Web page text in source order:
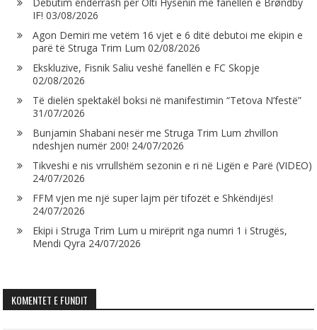
Debutim ëndërrash për Olti Hysenin me fanellën e Brøndby
IF! 03/08/2026
Agon Demiri me vetëm 16 vjet e 6 ditë debutoi me ekipin e
parë të Struga Trim Lum 02/08/2026
Ekskluzive, Fisnik Saliu veshë fanellën e FC Skopje
02/08/2026
Të dielën spektakël boksi në manifestimin “Tetova N’festë”
31/07/2026
Bunjamin Shabani nesër me Struga Trim Lum zhvillon
ndeshjen numër 200! 24/07/2026
Tikveshi e nis vrrullshëm sezonin e ri në Ligën e Parë (VIDEO)
24/07/2026
FFM vjen me një super lajm për tifozët e Shkëndijës!
24/07/2026
Ekipi i Struga Trim Lum u mirëprit nga numri 1 i Strugës,
Mendi Qyra 24/07/2026
KOMENTET E FUNDIT